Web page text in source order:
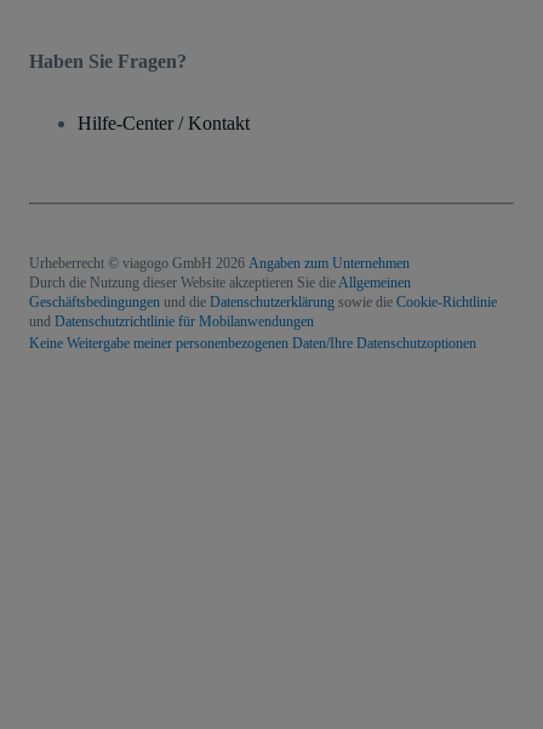
Haben Sie Fragen?
Hilfe-Center / Kontakt
Urheberrecht © viagogo GmbH 2026 Angaben zum Unternehmen
Durch die Nutzung dieser Website akzeptieren Sie die Allgemeinen
Geschäftsbedingungen und die Datenschutzerklärung sowie die Cookie-Richtlinie
und Datenschutzrichtlinie für Mobilanwendungen
Keine Weitergabe meiner personenbezogenen Daten/Ihre Datenschutzoptionen